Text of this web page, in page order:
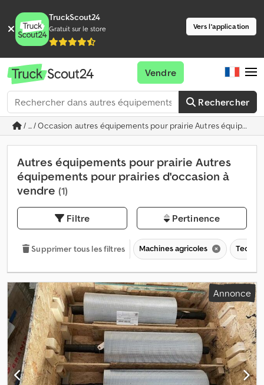
TruckScout24
Gratuit sur le store Vers l'application
Rechercher
Vendre
/ ... / Occasion autres équipements pour prairie Autres
Autres équipements pour prairie Autres
équipements pour prairies d'occasion à
vendre (1)
Filtre Pertinence
Supprimer tous les filtres Machines agricoles
Annonce